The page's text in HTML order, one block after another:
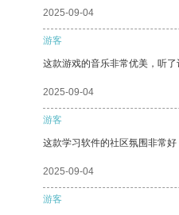
2025-09-04
游客
这款游戏的音乐非常优美，听了
2025-09-04
游客
这款学习软件的社区氛围非常好
2025-09-04
游客